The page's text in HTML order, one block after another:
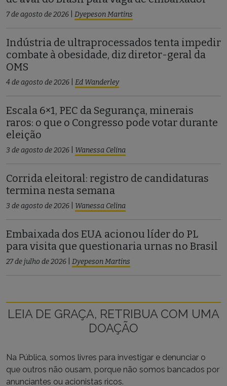
7 de agosto de 2026 Dyepeson Martins
Indústria de ultraprocessados tenta impedir
combate à obesidade, diz diretor-geral da
OMS
4 de agosto de 2026 Ed Wanderley
Escala 6×1, PEC da Segurança, minerais
raros: o que o Congresso pode votar durante
eleição
3 de agosto de 2026 Wanessa Celina
Corrida eleitoral: registro de candidaturas
termina nesta semana
3 de agosto de 2026 Wanessa Celina
Embaixada dos EUA acionou líder do PL
para visita que questionaria urnas no Brasil
27 de julho de 2026 Dyepeson Martins
LEIA DE GRAÇA, RETRIBUA COM UMA
DOAÇÃO
Na Pública, somos livres para investigar e denunciar o
que outros não ousam, porque não somos bancados por
anunciantes ou acionistas ricos.